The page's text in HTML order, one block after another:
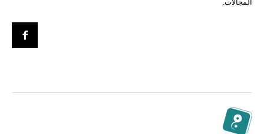
المجالات.